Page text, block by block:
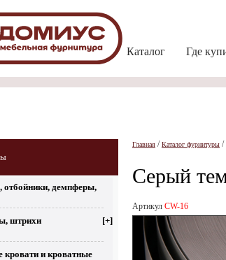
Каталог Где
отбойники, демпферы,
штрихи [+]
кровати и кроватные
Главная /Каталог фурнитуры /
Серый
Артикул CW-16